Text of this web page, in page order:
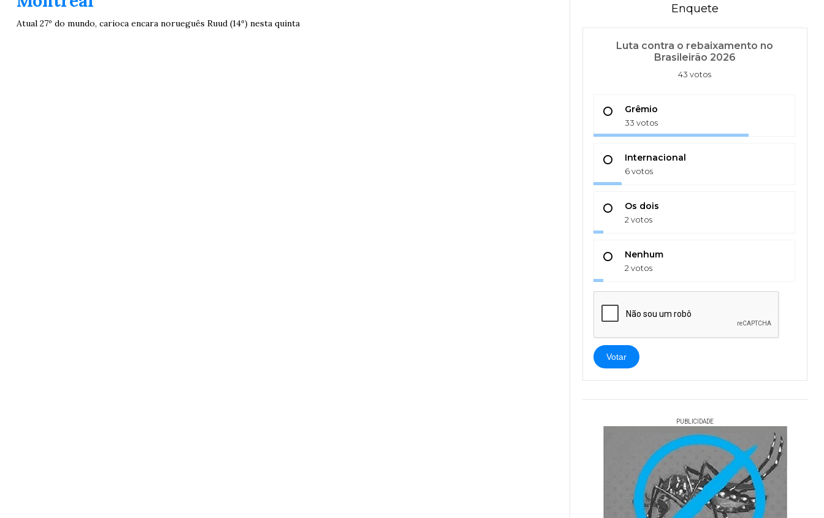
Atual 27º do mundo, carioca encara norueguês Ruud (14º) nesta quinta
Enquete
Luta contra o rebaixamento no
Brasileirão 2026
43 votos
Grêmio
33 votos
Internacional
6 votos
Os dois
2 votos
Nenhum
2 votos
Votar
PUBLICIDADE